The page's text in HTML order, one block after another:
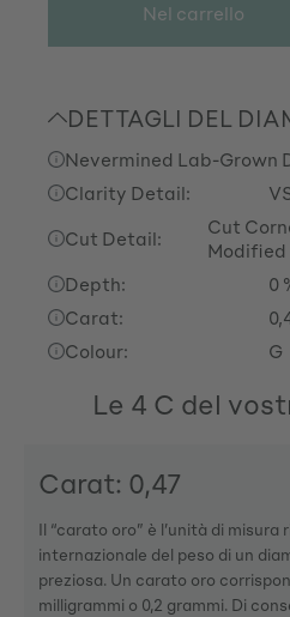
Nel carrello
DETTAGLI DEL
Nevermined Lab-Grown
Clarity Detail:
Cut Detail:
Cut
Depth:
0
Carat:
Colour:
G
Le 4 C del
Carat: 0,47
Il “carato oro” è l’unità di
internazionale del peso di un
preziosa. Un carato oro
milligrammi o 0,2 grammi. Di